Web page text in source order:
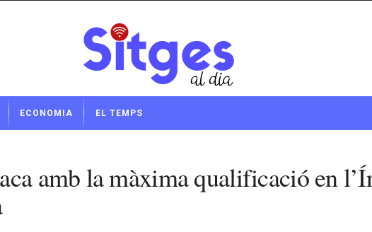
ECONOMIA EL TEMPS
amb la màxima qualificació en